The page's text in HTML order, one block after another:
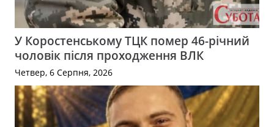
У Коростенському ТЦК помер 46-річний
чоловік після проходження ВЛК
Четвер, 6 Серпня, 2026